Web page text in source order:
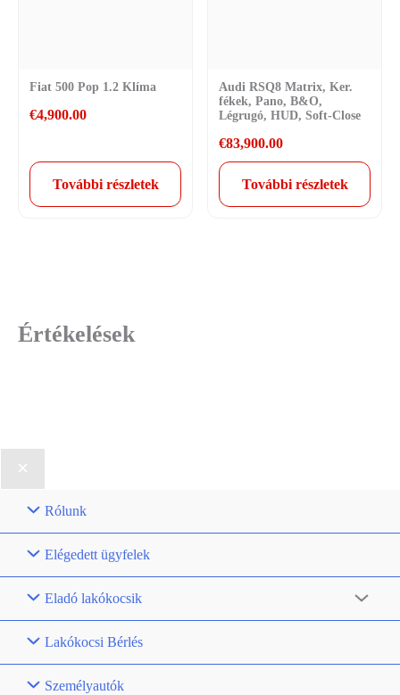
Fiat 500 Pop 1.2 Klíma
€4,900.00
További részletek
Audi RSQ8 Matrix, Ker.
fékek, Pano, B&O,
Légrugó, HUD, Soft-Close
€83,900.00
További részletek
Értékelések
Rólunk
Elégedett ügyfelek
Eladó lakókocsik
Lakókocsi Bérlés
Személyautók